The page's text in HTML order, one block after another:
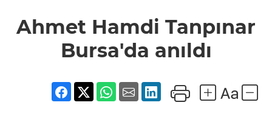
anıldı
Ahmet Hamdi Tanpınar
Bursa'da anıldı